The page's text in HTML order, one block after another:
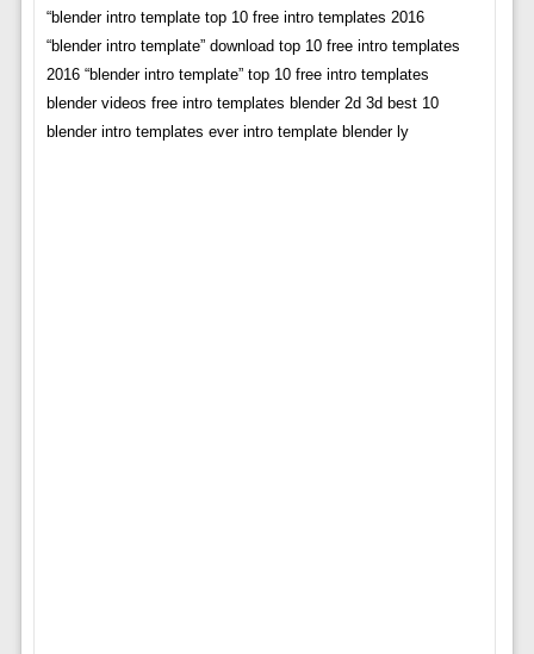
“blender intro template top 10 free intro templates 2016
“blender intro template” download top 10 free intro templates
2016 “blender intro template” top 10 free intro templates
blender videos free intro templates blender 2d 3d best 10
blender intro templates ever intro template blender ly